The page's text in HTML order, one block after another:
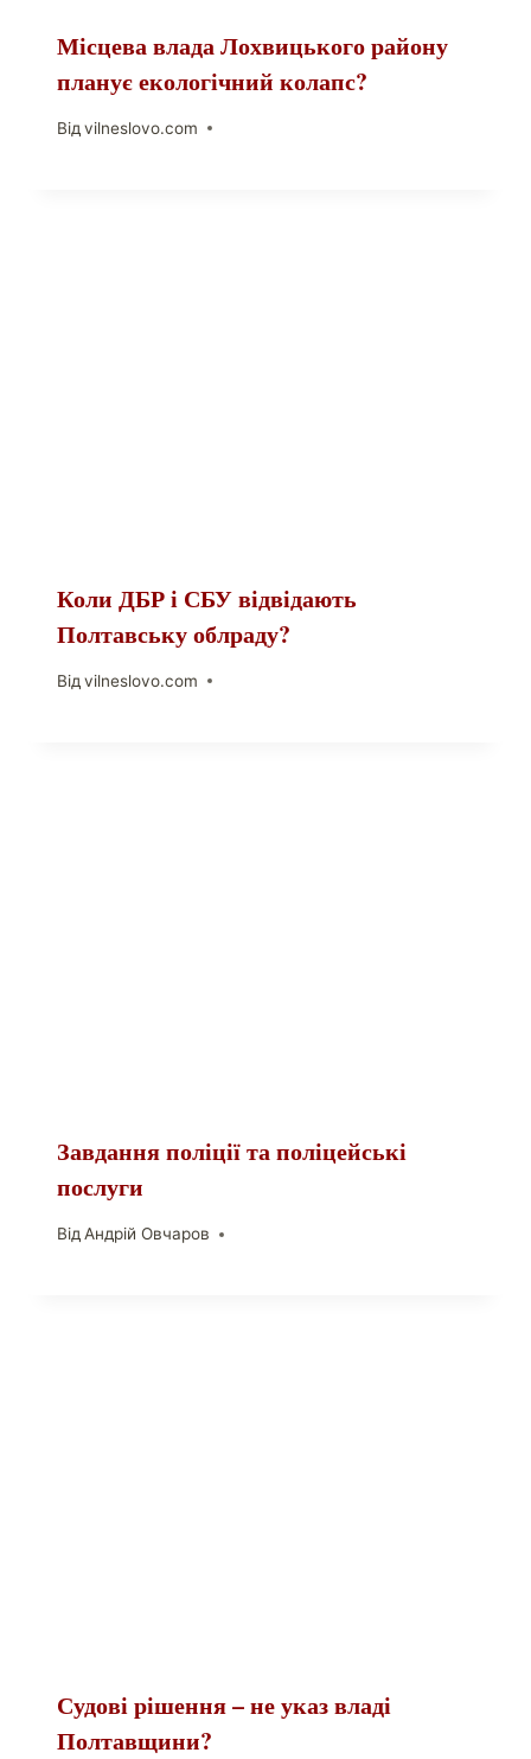
Місцева влада Лохвицького району
планує екологічний колапс?
Від vilneslovo.com
Коли ДБР і СБУ відвідають
Полтавську облраду?
Від vilneslovo.com
Завдання поліції та поліцейські
послуги
Від Андрій Овчаров
Судові рішення – не указ владі
Полтавщини?